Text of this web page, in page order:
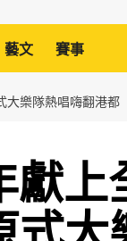
藝文 賽事
大樂隊熱唱嗨翻港都
上